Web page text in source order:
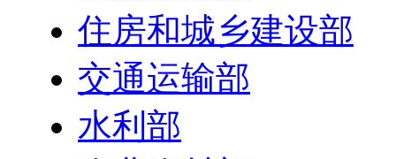
住房和城乡建设部
交通运输部
水利部